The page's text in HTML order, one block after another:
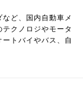
ど、国内自動車メ
クノロジやモータ
トバイやバス、自